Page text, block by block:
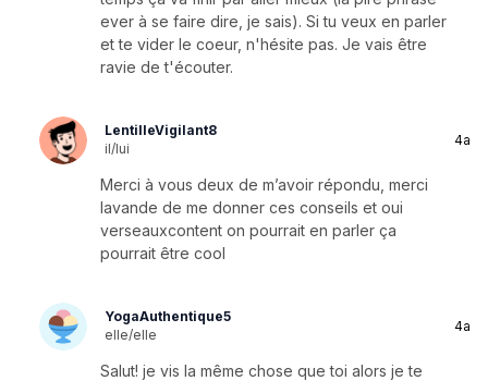
ever à se faire dire, je sais). Si tu veux en parler
et te vider le coeur, n'hésite pas. Je vais être
ravie de t'écouter.
LentilleVigilant8
il/lui
4a
Merci à vous deux de m’avoir répondu, merci
lavande de me donner ces conseils et oui
verseauxcontent on pourrait en parler ça
pourrait être cool
YogaAuthentique5
elle/elle
4a
Salut! je vis la même chose que toi alors je te